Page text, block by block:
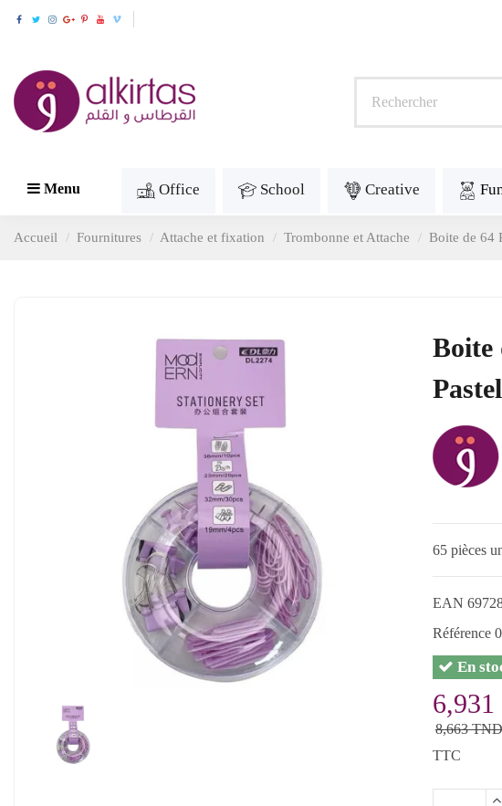
Menu Office School Creative
Accueil Fournitures Attache et fixation Trombonne et Attache Boite de 64
Boite
Pastel
65 pièces
EAN
Référence
En
8,663 TND
TTC